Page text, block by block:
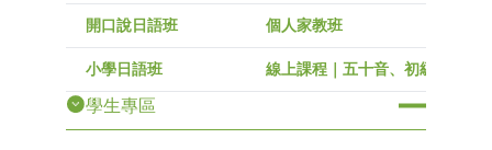
開口說日語班 個人家教班
小學日語班 線上課程｜五十音、初級～高級
學生專區